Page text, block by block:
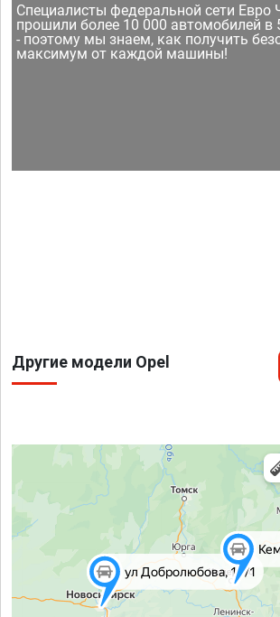
Специалисты федеральной сети Евро
прошили более 10 000 автомобилей в
- поэтому мы знаем, как получить
максимум от каждой машины!
Другие модели Opel